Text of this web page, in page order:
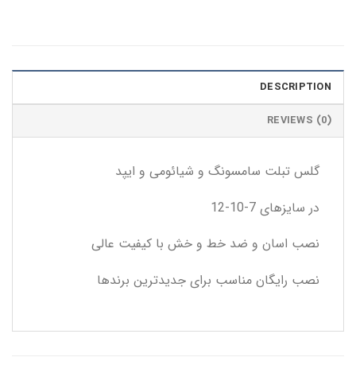
DESCRIPTION
REVIEWS (0)
گلس تبلت سامسونگ و شیائومی و ایپد
در سایزهای 7-10-12
نصب اسان و ضد خط و خش با کیفیت عالی
نصب رایگان مناسب برای جدیدترین برندها